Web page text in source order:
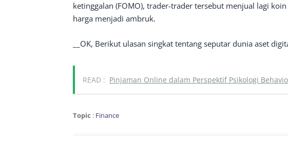
ketinggalan (FOMO), trader-trader tersebut menjual lagi
harga menjadi ambruk.
__OK, Berikut ulasan singkat tentang seputar dunia aset
READ : Pinjaman Online dalam Perspektif Psikologi
Topic : Finance